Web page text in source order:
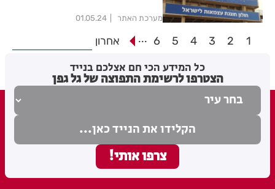
מערכת האתר 01.05.24
1
2
3
4
5
6
... אחרון
כל המידע הכי חם אצלכם בנייד
הצטרפו לרשימת התפוצה של גל גפן